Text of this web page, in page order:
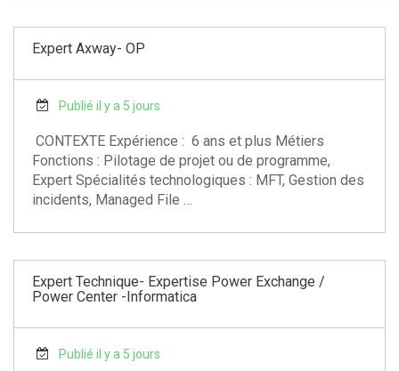
Expert Axway- OP
Publié il y a 5 jours
CONTEXTE Expérience : 6 ans et plus Métiers
Fonctions : Pilotage de projet ou de programme,
Expert Spécialités technologiques : MFT, Gestion des
incidents, Managed File …
Expert Technique- Expertise Power Exchange /
Power Center -Informatica
Publié il y a 5 jours